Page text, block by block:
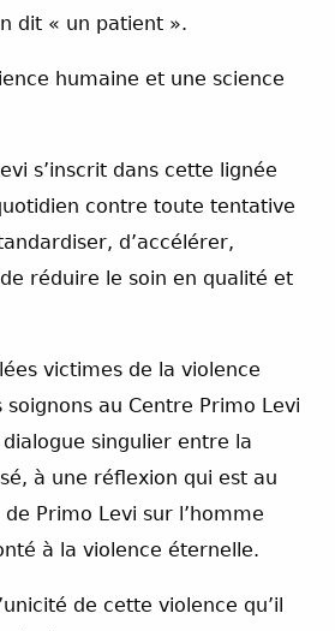
dit « un patient ».
humaine et une science
s’inscrit dans cette lignée
contre toute tentative
d’accélérer,
réduire le soin en qualité et
victimes de la violence
au Centre Primo Levi
singulier entre la
à une réflexion qui est au
Primo Levi sur l’homme
à la violence éternelle.
de cette violence qu’il